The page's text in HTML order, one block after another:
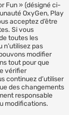
Fun » (désigné ci-
OxyGen, Play
acceptez d’être
Si vous
toutes les
n’utilisez pas
modifier
tout pour que
vérifier
continuez d’utiliser
des changements
responsable
modifications.